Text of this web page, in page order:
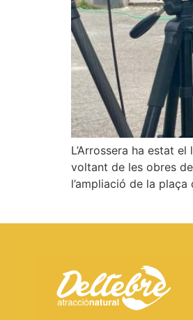
L’Arrossera ha estat
voltant de les obres
l’ampliació de la